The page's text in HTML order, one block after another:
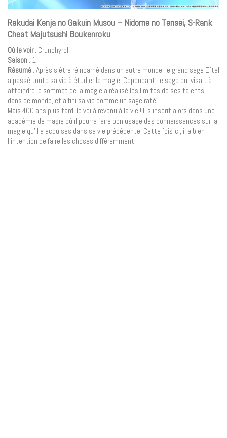
Rakudai Kenja no Gakuin Musou – Nidome no Tensei, S-Rank
Cheat Majutsushi Boukenroku
Où le voir: Crunchyroll
Saison : 1
Résumé : Après s’être réincarné dans un autre monde, le grand sage Eftal
a passé toute sa vie à étudier la magie. Cependant, le sage qui visait à
atteindre le sommet de la magie a réalisé les limites de ses talents
dans ce monde, et a fini sa vie comme un sage raté.
Mais 400 ans plus tard, le voilà revenu à la vie ! Il s’inscrit alors dans une
académie de magie où il pourra faire bon usage des connaissances sur la
magie qu’il a acquises dans sa vie précédente. Cette fois-ci, il a bien
l’intention de faire les choses différemment.